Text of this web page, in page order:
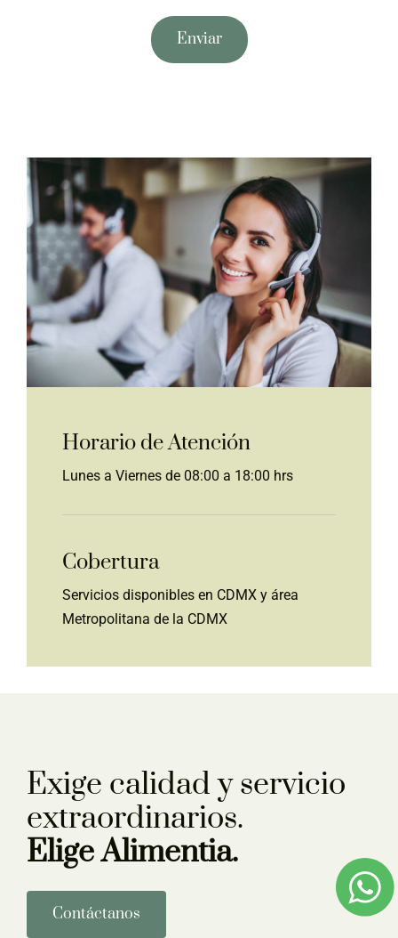
Enviar
Horario de Atención
Lunes a Viernes de 08:00 a 18:00 hrs
Cobertura
Servicios disponibles en CDMX y área
Metropolitana de la CDMX
Exige calidad y servicio
extraordinarios.
Elige Alimentia.
Contáctanos